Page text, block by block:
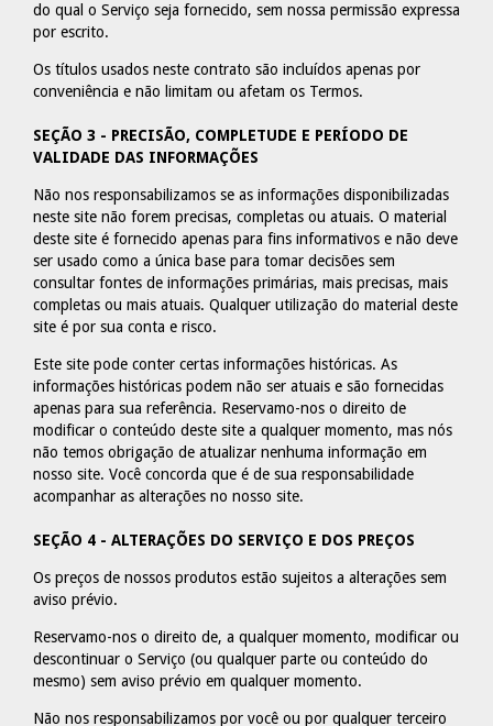
do qual o Serviço seja fornecido, sem nossa permissão expressa
por escrito.
Os títulos usados neste contrato são incluídos apenas por
conveniência e não limitam ou afetam os Termos.
SEÇÃO 3 - PRECISÃO, COMPLETUDE E PERÍODO DE
VALIDADE DAS INFORMAÇÕES
Não nos responsabilizamos se as informações disponibilizadas
neste site não forem precisas, completas ou atuais. O material
deste site é fornecido apenas para fins informativos e não deve
ser usado como a única base para tomar decisões sem
consultar fontes de informações primárias, mais precisas, mais
completas ou mais atuais. Qualquer utilização do material deste
site é por sua conta e risco.
Este site pode conter certas informações históricas. As
informações históricas podem não ser atuais e são fornecidas
apenas para sua referência. Reservamo-nos o direito de
modificar o conteúdo deste site a qualquer momento, mas nós
não temos obrigação de atualizar nenhuma informação em
nosso site. Você concorda que é de sua responsabilidade
acompanhar as alterações no nosso site.
SEÇÃO 4 - ALTERAÇÕES DO SERVIÇO E DOS PREÇOS
Os preços de nossos produtos estão sujeitos a alterações sem
aviso prévio.
Reservamo-nos o direito de, a qualquer momento, modificar ou
descontinuar o Serviço (ou qualquer parte ou conteúdo do
mesmo) sem aviso prévio em qualquer momento.
Não nos responsabilizamos por você ou por qualquer terceiro